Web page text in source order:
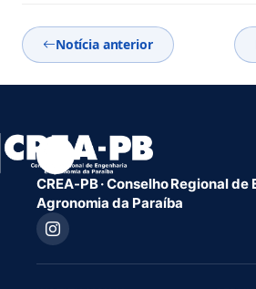
Notícia anterior
CREA-PB · Conselho Regional de
Agronomia da Paraíba